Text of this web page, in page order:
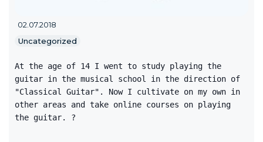
02.07.2018
Uncategorized
At the age of 14 I went to study playing the
guitar in the musical school in the direction of
"Classical Guitar". Now I cultivate on my own in
other areas and take online courses on playing
the guitar. ?